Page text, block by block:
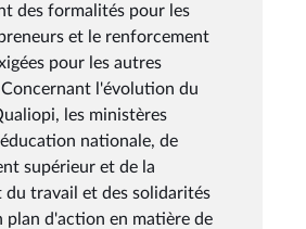
des formalités pour les
et le renforcement
pour les autres
l'évolution du
les ministères
nationale, de
supérieur et de la
du travail et des solidarités
plan d'action en matière de